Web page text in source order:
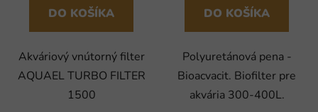
DO KOŠÍKA
Akváriový vnútorný filter
AQUAEL TURBO FILTER
1500
DO KOŠÍKA
Polyuretánová pena -
Bioacvacit. Biofilter pre
akvária 300-400L.